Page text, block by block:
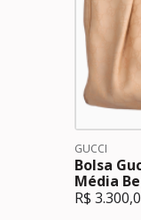
GUCCI
Bolsa
Média
R$